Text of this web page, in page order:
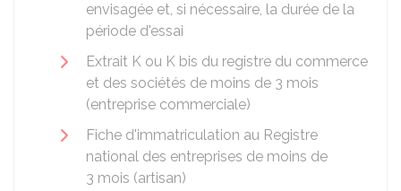
envisagée et, si nécessaire, la durée de la
période d'essai
Extrait K ou K bis du registre du commerce
et des sociétés de moins de 3 mois
(entreprise commerciale)
Fiche d'immatriculation au Registre
national des entreprises de moins de
3 mois (artisan)